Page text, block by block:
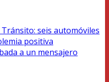
seis automóviles
positiva
a un mensajero